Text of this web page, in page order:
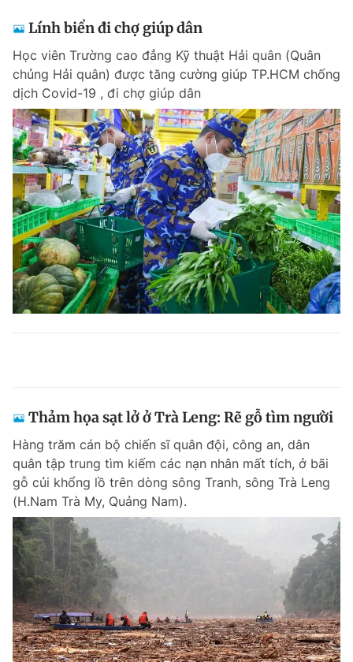
Lính biển đi chợ giúp dân
Học viên Trường cao đẳng Kỹ thuật Hải quân (Quân
chủng Hải quân) được tăng cường giúp TP.HCM chống
dịch Covid-19 , đi chợ giúp dân
Thảm họa sạt lở ở Trà Leng: Rẽ gỗ tìm người
Hàng trăm cán bộ chiến sĩ quân đội, công an, dân
quân tập trung tìm kiếm các nạn nhân mất tích, ở bãi
gỗ củi khổng lồ trên dòng sông Tranh, sông Trà Leng
(H.Nam Trà My, Quảng Nam).